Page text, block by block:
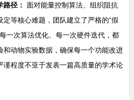
径： 面对能量控制算法、组织阻抗
等核心难题，团队建立了严格的“假
一次算法优化、每一次硬件迭代，都
和动物实验数据，确保每一个功能改进
谨程度不亚于发表一篇高质量的学术论